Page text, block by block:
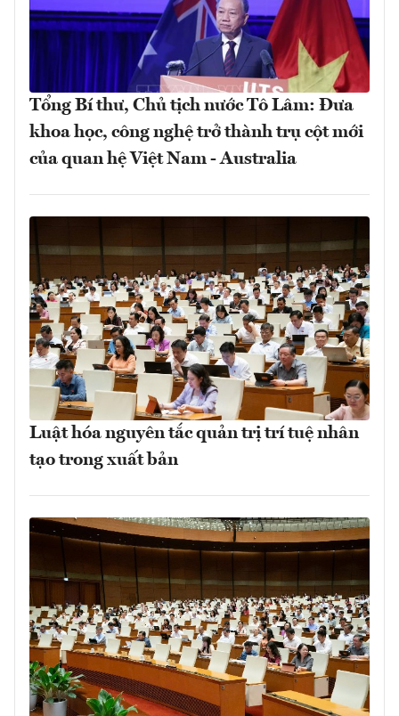
Tổng Bí thư, Chủ tịch nước Tô Lâm: Đưa
khoa học, công nghệ trở thành trụ cột mới
của quan hệ Việt Nam - Australia
Luật hóa nguyên tắc quản trị trí tuệ nhân
tạo trong xuất bản